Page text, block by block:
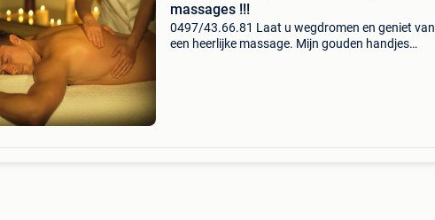
massages !!!
0497/43.66.81 Laat u wegdromen en geniet van
een heerlijke massage. Mijn gouden handjes